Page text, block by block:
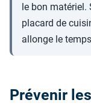
le bon matériel.
placard de
allonge le
Prévenir